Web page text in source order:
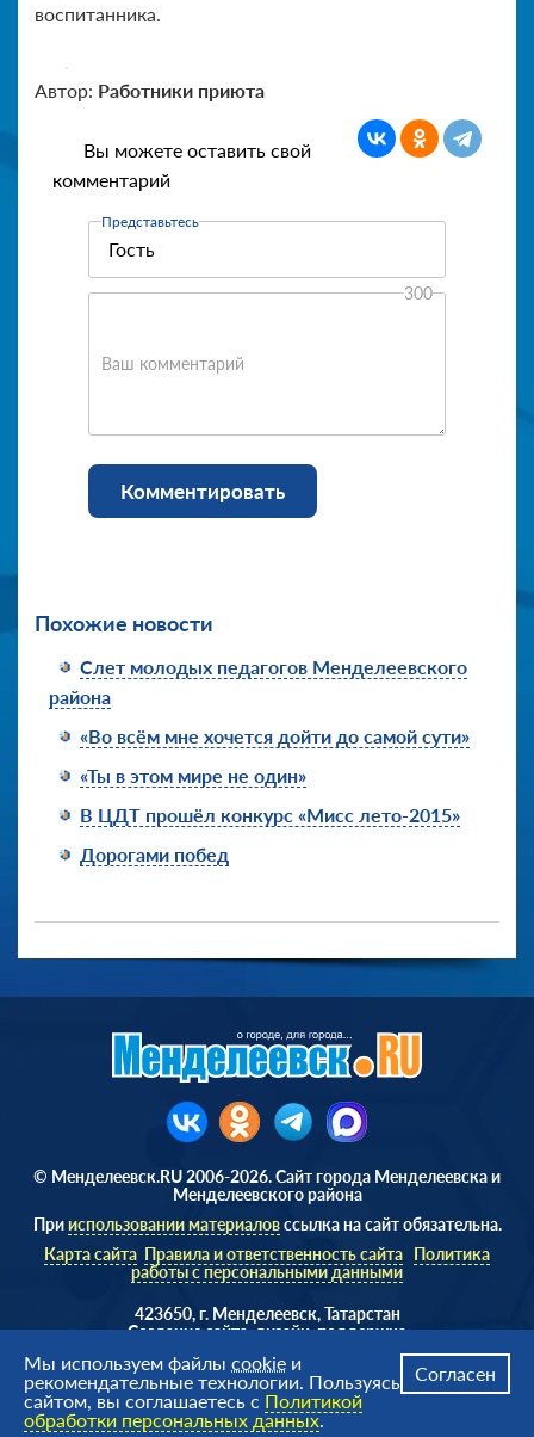
воспитанника.
Автор: Работники приюта
Вы можете оставить свой
комментарий
Представьтесь
Ваш комментарий
300
Комментировать
Похожие новости
Слет молодых педагогов Менделеевского
района
«Во всём мне хочется дойти до самой сути»
«Ты в этом мире не один»
В ЦДТ прошёл конкурс «Мисс лето-2015»
Дорогами побед
© Менделеевск.RU 2006-2026. Сайт города Менделеевска и
Менделеевского района
Прииспользовании материаловссылка на сайт обязательна.
Карта сайта Правила и ответственность сайта Политика
работы с персональными данными
423650, г. Менделеевск, Татарстан
Cоздание сайта, дизайн, поддержка
Мы используем файлы cookie и
рекомендательные технологии. Пользуясь
сайтом, вы соглашаетесь с Политикой
обработки персональных данных.
Согласен